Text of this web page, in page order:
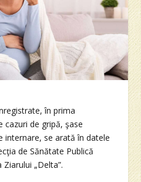
în prima
cazuri de gripă, şase
internare, se arată în datele
de Sănătate Publică
„Delta”.